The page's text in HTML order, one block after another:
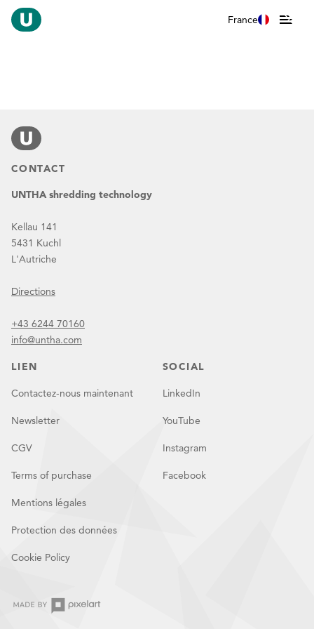
France
CONTACT
UNTHA shredding technology
Kellau 141
5431 Kuchl
L'Autriche
Directions
+43 6244 70160
info@untha.com
LIEN
Contactez-nous maintenant
Newsletter
CGV
Terms of purchase
Mentions légales
Protection des données
Cookie Policy
SOCIAL
LinkedIn
YouTube
Instagram
Facebook